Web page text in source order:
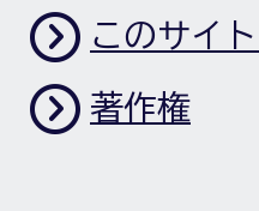
このサイ
著作権